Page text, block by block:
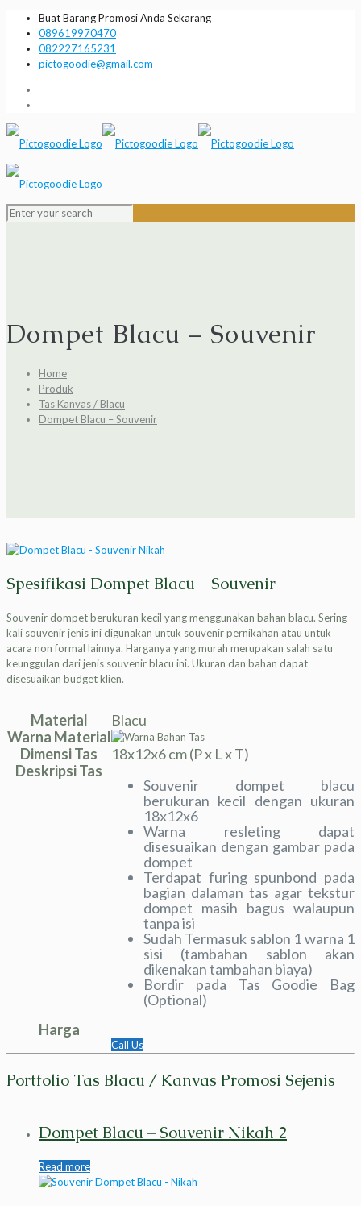
Buat Barang Promosi Anda Sekarang
089619970470
082227165231
pictogoodie@gmail.com
Dompet Blacu – Souvenir
Home
Produk
Tas Kanvas / Blacu
Dompet Blacu – Souvenir
Spesifikasi Dompet Blacu - Souvenir
Souvenir dompet berukuran kecil yang menggunakan bahan blacu. Sering
kali souvenir jenis ini digunakan untuk souvenir pernikahan atau untuk
acara non formal lainnya. Harganya yang murah merupakan salah satu
keunggulan dari jenis souvenir blacu ini. Ukuran dan bahan dapat
disesuaikan budget klien.
Material
Blacu
Warna Material
Dimensi Tas
18x12x6 cm (P x L x T)
Deskripsi Tas
Souvenir dompet blacu
berukuran kecil dengan ukuran
18x12x6
Warna resleting dapat
disesuaikan dengan gambar pada
dompet
Terdapat furing spunbond pada
bagian dalaman tas agar tekstur
dompet masih bagus walaupun
tanpa isi
Sudah Termasuk sablon 1 warna 1
sisi (tambahan sablon akan
dikenakan tambahan biaya)
Bordir pada Tas Goodie Bag
(Optional)
Harga
Call Us
Portfolio Tas Blacu / Kanvas Promosi Sejenis
Dompet Blacu – Souvenir Nikah 2
Read more